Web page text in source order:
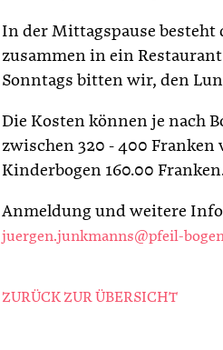
In der Mittagspause besteht
zusammen in ein Restaurant
Sonntags bitten wir, den
Die Kosten können je nach
zwischen 320 - 400 Franken
Kinderbogen 160.00
Anmeldung und weitere
juergen.junkmanns@pfeil-
ZURÜCK ZUR ÜBERSICHT